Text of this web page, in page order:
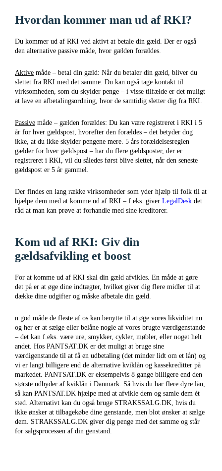
Hvordan kommer man ud af RKI?
Du kommer ud af RKI ved aktivt at betale din gæld. Der er også
den alternative passive måde, hvor gælden forældes.
Aktive måde – betal din gæld: Når du betaler din gæld, bliver du
slettet fra RKI med det samme. Du kan også tage kontakt til
virksomheden, som du skylder penge – i visse tilfælde er det muligt
at lave en afbetalingsordning, hvor de samtidig sletter dig fra RKI.
Passive måde – gælden forældes: Du kan være registreret i RKI i 5
år for hver gældspost, hvorefter den forældes – det betyder dog
ikke, at du ikke skylder pengene mere. 5 års forældelsesreglen
gælder for hver gældspost – har du flere gældsposter, der er
registreret i RKI, vil du således først blive slettet, når den seneste
gældspost er 5 år gammel.
Der findes en lang række virksomheder som yder hjælp til folk til at
hjælpe dem med at komme ud af RKI – f.eks. giver LegalDesk det
råd at man kan prøve at forhandle med sine kreditorer.
Kom ud af RKI: Giv din
gældsafvikling et boost
For at komme ud af RKI skal din gæld afvikles. En måde at gøre
det på er at øge dine indtægter, hvilket giver dig flere midler til at
dække dine udgifter og måske afbetale din gæld.
n god måde de fleste af os kan benytte til at øge vores likviditet nu
og her er at sælge eller belåne nogle af vores brugte værdigenstande
– det kan f.eks. være ure, smykker, cykler, møbler, eller noget helt
andet. Hos PANTSAT.DK er det muligt at bruge sine
værdigenstande til at få en udbetaling (det minder lidt om et lån) og
vi er langt billigere end de alternative kviklån og kassekreditter på
markedet. PANTSAT.DK er eksempelvis 8 gange billigere end den
største udbyder af kviklån i Danmark. Så hvis du har flere dyre lån,
så kan PANTSAT.DK hjælpe med at afvikle dem og samle dem ét
sted. Alternativt kan du også bruge STRAKSSALG.DK, hvis du
ikke ønsker at tilbagekøbe dine genstande, men blot ønsker at sælge
dem. STRAKSSALG.DK giver dig penge med det samme og står
for salgsprocessen af din genstand.